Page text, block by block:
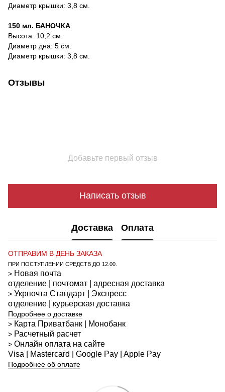
Диаметр крышки: 3,8 см.
150 мл. БАНОЧКА
Высота: 10,2 cм.
Диаметр дна: 5 см.
Диаметр крышки: 3,8 см.
Отзывы
Добавьте первый отзыв
Написать отзыв
Доставка Оплата
ОТПРАВИМ В ДЕНЬ ЗАКАЗА
ПРИ ПОСТУПЛЕНИИ СРЕДСТВ ДО 12.00.
> Новая почта
отделение | почтомат | адресная доставка
> Укрпочта Стандарт
| Экспресс
отделение | курьерская доставка
Подробнее о доставке
> Карта Приватбанк | Монобанк
> Расчетный расчет
> Онлайн оплата на сайте
Visa | Mastercard | Google Pay | Apple Pay
Подробнее об оплате